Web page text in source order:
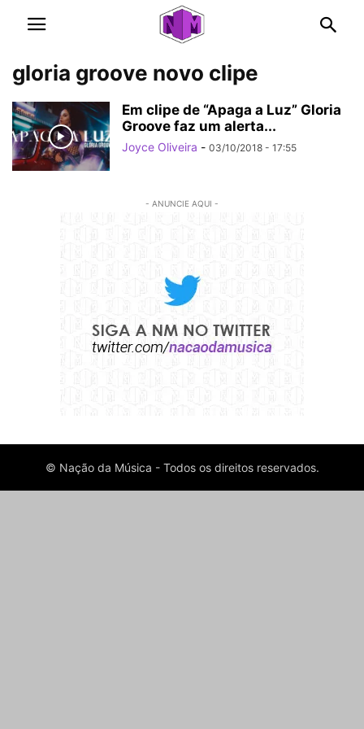
gloria groove novo clipe
Em clipe de “Apaga a Luz” Gloria
Groove faz um alerta...
Joyce Oliveira - 03/10/2018 - 17:55
- ANUNCIE AQUI -
© Nação da Música - Todos os direitos reservados.